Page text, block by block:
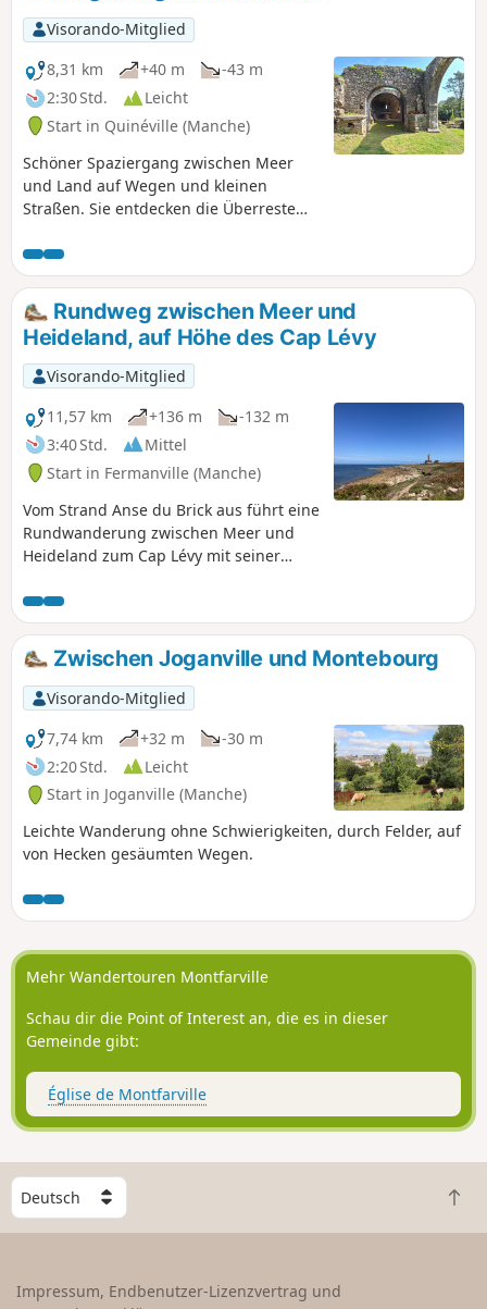
Visorando-Mitglied
8,31 km
+40 m
-43 m
2:30 Std.
Leicht
Start in Quinéville (Manche)
Schöner Spaziergang zwischen Meer
und Land auf Wegen und kleinen
Straßen. Sie entdecken die Überreste
das kleine Tal der Sinope überragt.
Wenn Sie den charmanten kleinen
Hafen umrunden, kommen Sie an den
Schleusen vorbei.
Rundweg zwischen Meer und
Heideland, auf Höhe des Cap Lévy
Visorando-Mitglied
11,57 km
+136 m
-132 m
3:40 Std.
Mittel
Start in Fermanville (Manche)
Vom Strand Anse du Brick aus führt eine
Rundwanderung zwischen Meer und
Heideland zum Cap Lévy mit seiner
Port Pignot und zum Strand La
Mondrée. Der Rückweg über die
Anhöhen von Fermanville bietet
herrliche Ausblicke auf das Kap, die
Anse du Brick und sogar den Hafen von
Cherbourg.
Zwischen Joganville und Montebourg
Visorando-Mitglied
7,74 km
+32 m
-30 m
2:20 Std.
Leicht
Start in Joganville (Manche)
Leichte Wanderung ohne Schwierigkeiten, durch Felder, auf
von Hecken gesäumten Wegen.
Mehr Wandertouren Montfarville
Schau dir die Point of Interest an, die es in dieser
Gemeinde gibt:
Église de Montfarville
W
ä
h
e
Z
u
Impressum, Endbenutzer-Lizenzvertrag und